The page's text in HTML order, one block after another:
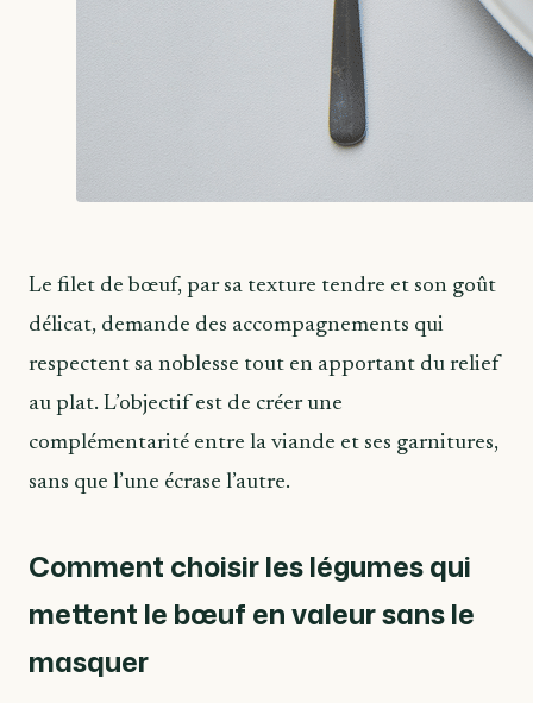
Le filet de bœuf, par sa texture tendre et son goût
délicat, demande des accompagnements qui
respectent sa noblesse tout en apportant du relief
au plat. L’objectif est de créer une
complémentarité entre la viande et ses garnitures,
sans que l’une écrase l’autre.
Comment choisir les légumes qui
mettent le bœuf en valeur sans le
masquer